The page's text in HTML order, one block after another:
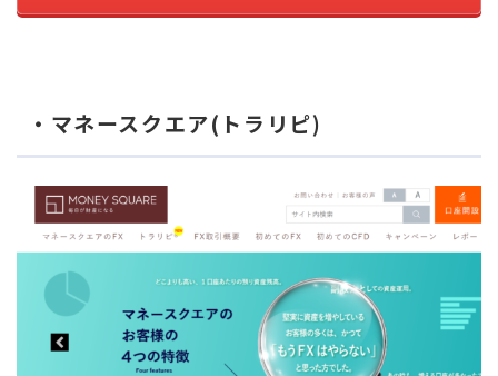
・マネースクエア(トラリピ)